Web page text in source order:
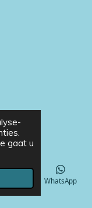
gaat u
WhatsApp